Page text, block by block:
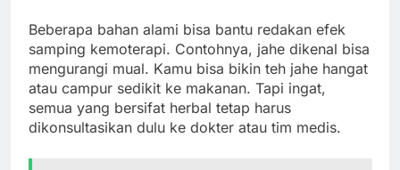
Beberapa bahan alami bisa bantu redakan efek
samping kemoterapi. Contohnya, jahe dikenal bisa
mengurangi mual. Kamu bisa bikin teh jahe hangat
atau campur sedikit ke makanan. Tapi ingat,
semua yang bersifat herbal tetap harus
dikonsultasikan dulu ke dokter atau tim medis.